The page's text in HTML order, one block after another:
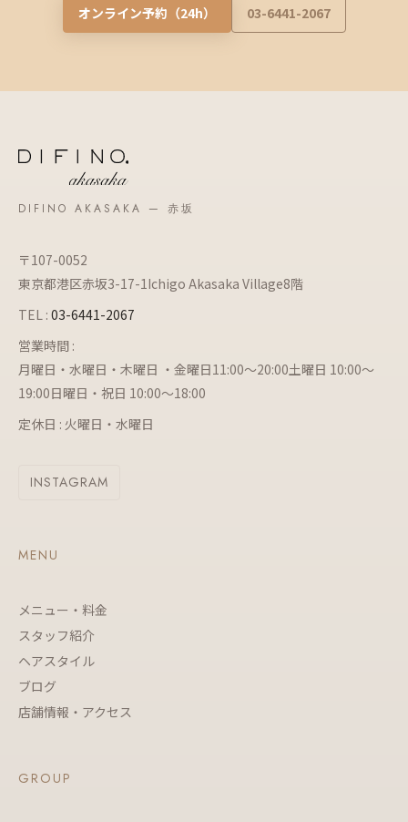
オンライン予約（24h） 03-6441-2067
DIFINO AKASAKA — 赤坂
〒107-0052
東京都港区赤坂3-17-1Ichigo Akasaka Village8階
TEL : 03-6441-2067
営業時間 :
月曜日・水曜日・木曜日 ・金曜日11:00～20:00土曜日 10:00～
19:00日曜日・祝日 10:00～18:00
定休日 : 火曜日・水曜日
INSTAGRAM
MENU
メニュー・料金
スタッフ紹介
ヘアスタイル
ブログ
店舗情報・アクセス
GROUP